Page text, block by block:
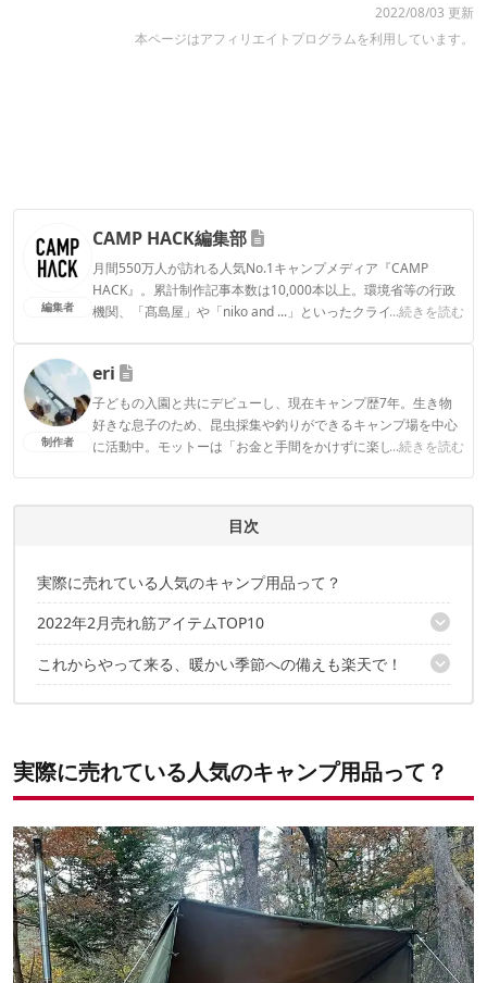
2022/08/03 更新
本ページはアフィリエイトプログラムを利用しています。
編集者
CAMP HACK編集部
月間550万人が訪れる人気No.1キャンプメディア『CAMP
HACK』。累計制作記事本数は10,000本以上。環境省等の行政
機関、「髙島屋」や「niko and ...」といったクライアントとの
...続きを読む
CAMP HACK編集部のプロフィール
制作者
eri
子どもの入園と共にデビューし、現在キャンプ歴7年。生き物
好きな息子のため、昆虫採集や釣りができるキャンプ場を中心
に活動中。モットーは「お金と手間をかけずに楽しく！」とい
...続きを読む
目次
実際に売れている人気のキャンプ用品って？
2022年2月売れ筋アイテムTOP10
第10位：WAQ キャンプマット 8cm
第6位：ベアボーンズ リビング レイルロードランタン
第5位：FUTURE FOX FOX-BASE TC
第4位：5050workshop マイクロライト
第3位：BUNDOK BDK-75TC用フロントウォール
第2位：ザ・ノース・フェイス BCヒューズボックス2
第1位：テンマクデザイン サーカス トリポット
これからやって来る、暖かい季節への備えも楽天で！
過去のランキングも振り返ってみては？
実際に売れている人気のキャンプ用品って？